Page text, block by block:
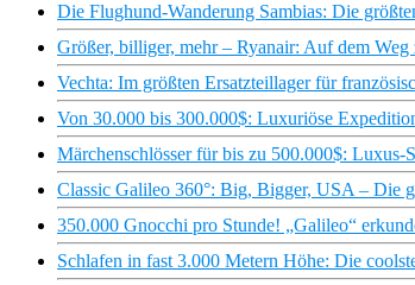
Die Flughund-Wanderung Sambias: Die
Größer, billiger, mehr – Ryanair: Auf dem
Vechta: Im größten Ersatzteillager für
Von 30.000 bis 300.000$: Luxuriöse
Märchenschlösser für bis zu 500.000$: Luxus-
Classic Galileo 360°: Big, Bigger, USA – Die
350.000 Gnocchi pro Stunde! „Galileo“
Schlafen in fast 3.000 Metern Höhe: Die